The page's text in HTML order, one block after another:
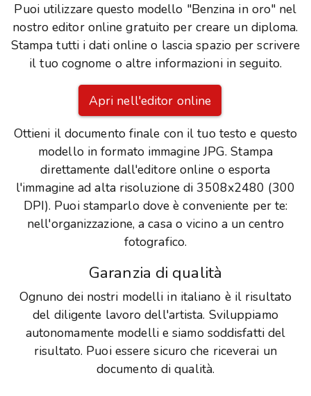
Puoi utilizzare questo modello "Benzina in oro" nel
nostro editor online gratuito per creare un diploma.
Stampa tutti i dati online o lascia spazio per scrivere
il tuo cognome o altre informazioni in seguito.
Apri nell'editor online
Ottieni il documento finale con il tuo testo e questo
modello in formato immagine JPG. Stampa
direttamente dall'editore online o esporta
l'immagine ad alta risoluzione di 3508x2480 (300
DPI). Puoi stamparlo dove è conveniente per te:
nell'organizzazione, a casa o vicino a un centro
fotografico.
Garanzia di qualità
Ognuno dei nostri modelli in italiano è il risultato
del diligente lavoro dell'artista. Sviluppiamo
autonomamente modelli e siamo soddisfatti del
risultato. Puoi essere sicuro che riceverai un
documento di qualità.